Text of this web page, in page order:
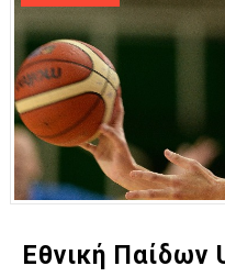
Εθνική Παίδων